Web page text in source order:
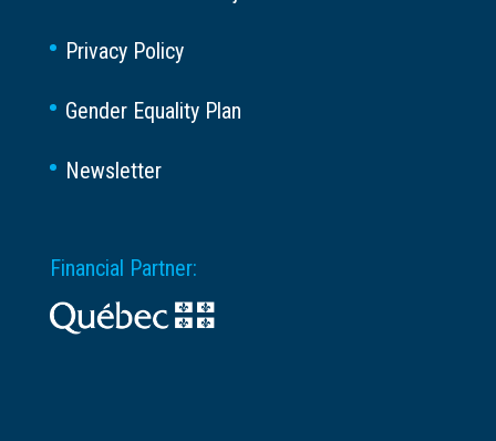
Privacy Policy
Gender Equality Plan
Newsletter
Financial Partner: